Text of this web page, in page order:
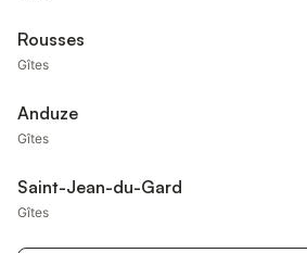
Rousses
Gîtes
Anduze
Gîtes
Saint-Jean-du-Gard
Gîtes